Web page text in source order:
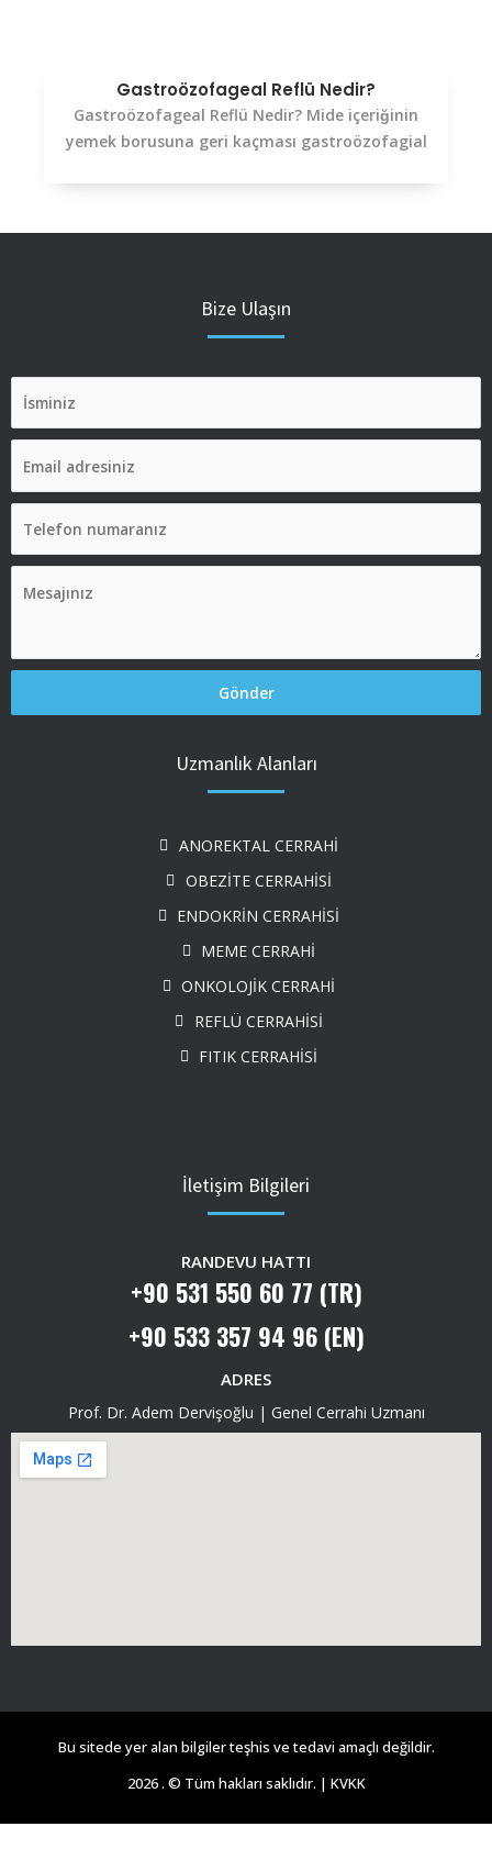
Gastroözofageal Reflü Nedir?
Gastroözofageal Reflü Nedir? Mide içeriğinin
yemek borusuna geri kaçması gastroözofagial
Bize Ulaşın
Uzmanlık Alanları
ANOREKTAL CERRAHİ
OBEZİTE CERRAHİSİ
ENDOKRİN CERRAHİSİ
MEME CERRAHİ
ONKOLOJİK CERRAHİ
REFLÜ CERRAHİSİ
FITIK CERRAHİSİ
İletişim Bilgileri
RANDEVU HATTI
+90 531 550 60 77 (TR)
+90 533 357 94 96 (EN)
ADRES
Prof. Dr. Adem Dervişoğlu | Genel Cerrahi Uzmanı
Bu sitede yer alan bilgiler teşhis ve tedavi amaçlı değildir.
2026 . © Tüm hakları saklıdır. | KVKK